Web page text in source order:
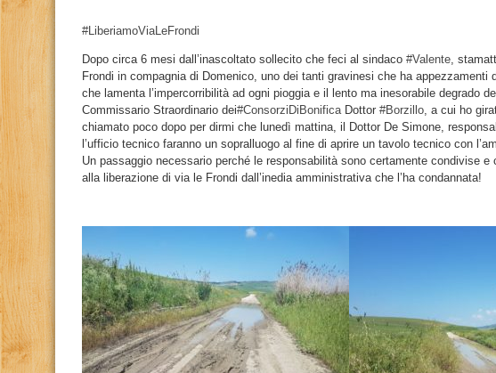
#LiberiamoViaLeFrondi
Dopo circa 6 mesi dall’inascoltato sollecito che feci al sindaco #Valente,
Frondi in compagnia di Domenico, uno dei tanti gravinesi che ha appezzamenti
che lamenta l’impercorribilità ad ogni pioggia e il lento ma inesorabile degrado
Commissario Straordinario dei#ConsorziDiBonificaDottor #Borzillo, a cui ho
chiamato poco dopo per dirmi che lunedì mattina, il Dottor De Simone,
l’ufficio tecnico faranno un sopralluogo al fine di aprire un tavolo tecnico con
Un passaggio necessario perché le responsabilità sono certamente condivise e
alla liberazione di via le Frondi dall’inedia amministrativa che l’ha condannata!